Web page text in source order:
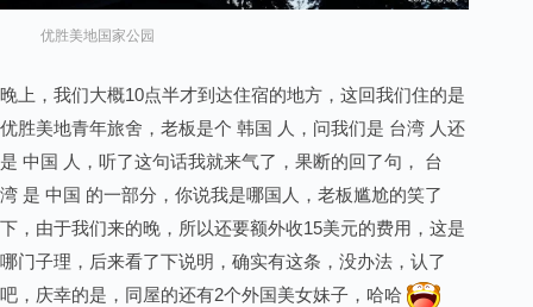
优胜美地国家公园
晚上，我们大概10点半才到达住宿的地方，这回我们住的是
优胜美地青年旅舍，老板是个 韩国 人，问我们是 台湾 人还
是 中国 人，听了这句话我就来气了，果断的回了句， 台
湾 是 中国 的一部分，你说我是哪国人，老板尴尬的笑了
下，由于我们来的晚，所以还要额外收15美元的费用，这是
哪门子理，后来看了下说明，确实有这条，没办法，认了
吧，庆幸的是，同屋的还有2个外国美女妹子，哈哈